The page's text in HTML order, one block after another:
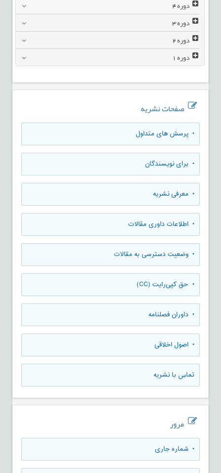
دوره4
دوره3
دوره2
دوره1
صفحات نشریه
• پرسش های متداول
• برای نویسندگان
• معرفی نشریه
• اطلاعات داوری مقالات
• وضعیت دسترسی به مقالات
• حق کپی‌رایت (CC)
• داوران فصلنامه
• اصول اخلاقی
تماس با نشریه
مرور
• شماره جاری